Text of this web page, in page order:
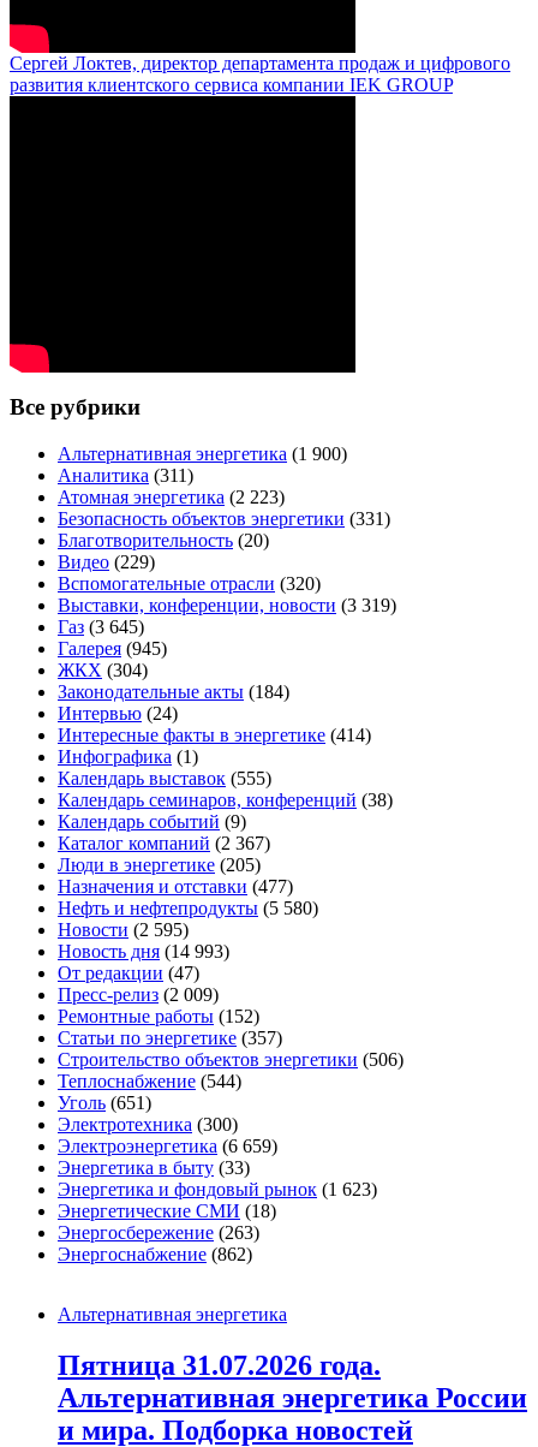
Сергей Локтев, директор департамента продаж и цифрового
развития клиентского сервиса компании IEK GROUP
Все рубрики
Альтернативная энергетика (1 900)
Аналитика (311)
Атомная энергетика (2 223)
Безопасность объектов энергетики (331)
Благотворительность (20)
Видео (229)
Вспомогательные отрасли (320)
Выставки, конференции, новости (3 319)
Газ (3 645)
Галерея (945)
ЖКХ (304)
Законодательные акты (184)
Интервью (24)
Интересные факты в энергетике (414)
Инфографика (1)
Календарь выставок (555)
Календарь семинаров, конференций (38)
Календарь событий (9)
Каталог компаний (2 367)
Люди в энергетике (205)
Назначения и отставки (477)
Нефть и нефтепродукты (5 580)
Новости (2 595)
Новость дня (14 993)
От редакции (47)
Пресс-релиз (2 009)
Ремонтные работы (152)
Статьи по энергетике (357)
Строительство объектов энергетики (506)
Теплоснабжение (544)
Уголь (651)
Электротехника (300)
Электроэнергетика (6 659)
Энергетика в быту (33)
Энергетика и фондовый рынок (1 623)
Энергетические СМИ (18)
Энергосбережение (263)
Энергоснабжение (862)
Альтернативная энергетика
Пятница 31.07.2026 года.
Альтернативная энергетика России
и мира. Подборка новостей